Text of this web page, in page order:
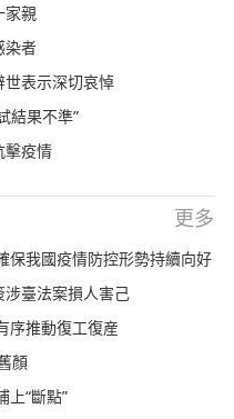
家親
染者
世表示深切哀悼
結果不準”
擊疫情
更多
保我國疫情防控形勢持續向好
臺法案損人害己
序推動復工復産
顏
上“斷點”